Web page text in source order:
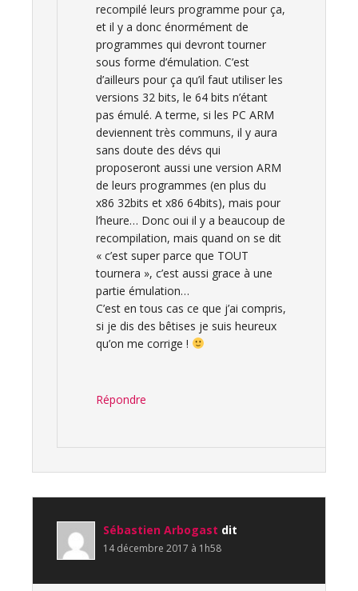
recompilé leurs programme pour ça,
et il y a donc énormément de
programmes qui devront tourner
sous forme d’émulation. C’est
d’ailleurs pour ça qu’il faut utiliser les
versions 32 bits, le 64 bits n’étant
pas émulé. A terme, si les PC ARM
deviennent très communs, il y aura
sans doute des dévs qui
proposeront aussi une version ARM
de leurs programmes (en plus du
x86 32bits et x86 64bits), mais pour
l’heure… Donc oui il y a beaucoup de
recompilation, mais quand on se dit
« c’est super parce que TOUT
tournera », c’est aussi grace à une
partie émulation…
C’est en tous cas ce que j’ai compris,
si je dis des bêtises je suis heureux
qu’on me corrige !
Répondre
Sébastien Arbogast dit
14 décembre 2017 à 1h58